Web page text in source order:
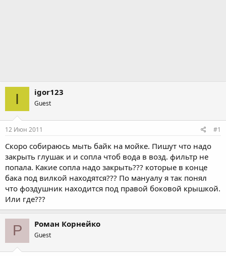
I igor123
Guest
12 Июн 2011 #1
Скоро собираюсь мыть байк на мойке. Пишут что надо
закрыть глушак и и сопла чтоб вода в возд. фильтр не
попала. Какие сопла надо закрыть??? которые в конце
бака под вилкой находятся??? По мануалу я так понял
что фоздушник находится под правой боковой крышкой.
Или где???
Р Роман Корнейко
Guest